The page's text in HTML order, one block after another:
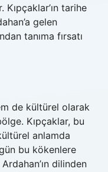
tarihe
gelen
tanıma fırsatı
de kültürel olarak
Kıpçaklar, bu
anlamda
bu kökenlere
dilinden